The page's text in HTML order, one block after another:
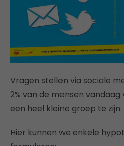
Vragen stellen via sociale
2% van de mensen
een heel kleine groep te zijn.
Hier kunnen we enkele